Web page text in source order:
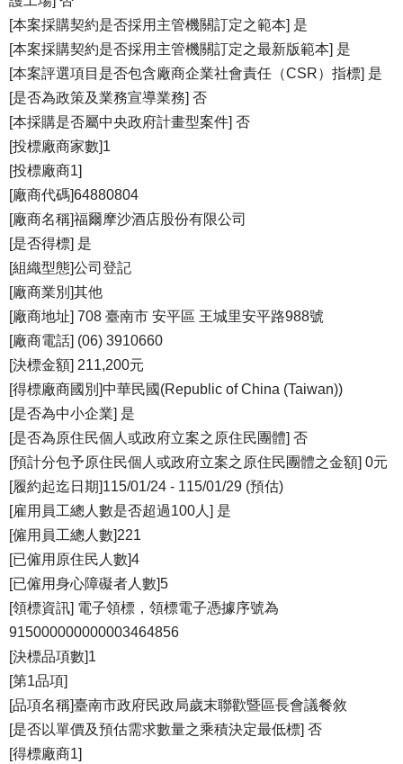
[本案採購契約是否採用主管機關訂定之範本] 是
[本案採購契約是否採用主管機關訂定之最新版範本] 是
[本案評選項目是否包含廠商企業社會責任（CSR）指標] 是
[是否為政策及業務宣導業務] 否
[本採購是否屬中央政府計畫型案件] 否
[投標廠商家數]1
[投標廠商1]
[廠商代碼]64880804
[廠商名稱]福爾摩沙酒店股份有限公司
[是否得標] 是
[組織型態]公司登記
[廠商業別]其他
[廠商地址] 708 臺南市 安平區 王城里安平路988號
[廠商電話] (06) 3910660
[決標金額] 211,200元
[得標廠商國別]中華民國(Republic of China (Taiwan))
[是否為中小企業] 是
[是否為原住民個人或政府立案之原住民團體] 否
[預計分包予原住民個人或政府立案之原住民團體之金額] 0元
[履約起迄日期]115/01/24 - 115/01/29 (預估)
[雇用員工總人數是否超過100人] 是
[僱用員工總人數]221
[已僱用原住民人數]4
[已僱用身心障礙者人數]5
[領標資訊] 電子領標，領標電子憑據序號為
915000000000003464856
[決標品項數]1
[第1品項]
[品項名稱]臺南市政府民政局歲末聯歡暨區長會議餐敘
[是否以單價及預估需求數量之乘積決定最低標] 否
[得標廠商1]